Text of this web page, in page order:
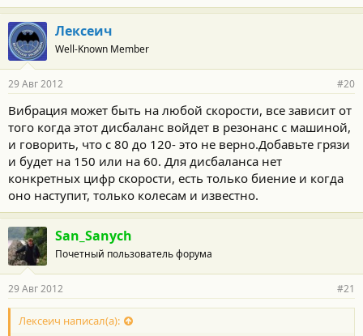
Нажмите для раскрытия...
+1 абсолютно согласен!
Лексеич
Well-Known Member
29 Авг 2012 #20
Вибрация может быть на любой скорости, все зависит от
того когда этот дисбаланс войдет в резонанс с машиной,
и говорить, что с 80 до 120- это не верно.Добавьте грязи
и будет на 150 или на 60. Для дисбаланса нет
конкретных цифр скорости, есть только биение и когда
оно наступит, только колесам и известно.
San_Sanych
Почетный пользователь форума
29 Авг 2012 #21
Лексеич написал(а):